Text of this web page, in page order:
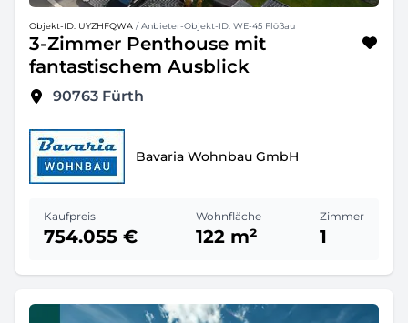
Objekt-ID: UYZHFQWA / Anbieter-Objekt-ID: WE-45 Flößau
3-Zimmer Penthouse mit
fantastischem Ausblick
90763 Fürth
Bavaria Wohnbau GmbH
Kaufpreis
754.055 €
Wohnfläche
122 m²
Zimmer
1